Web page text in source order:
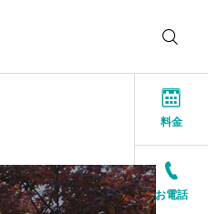
お知らせ
料金
お電話